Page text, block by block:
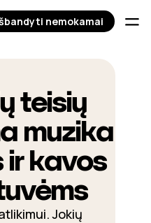
teisių
muzika
ir kavos
Jokių
nemokamai